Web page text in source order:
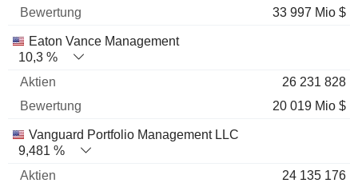
33 997 Mio $
Eaton Vance Management
10,3 %
26 231 828
20 019 Mio $
Vanguard Portfolio Management LLC
9,481 %
24 135 176